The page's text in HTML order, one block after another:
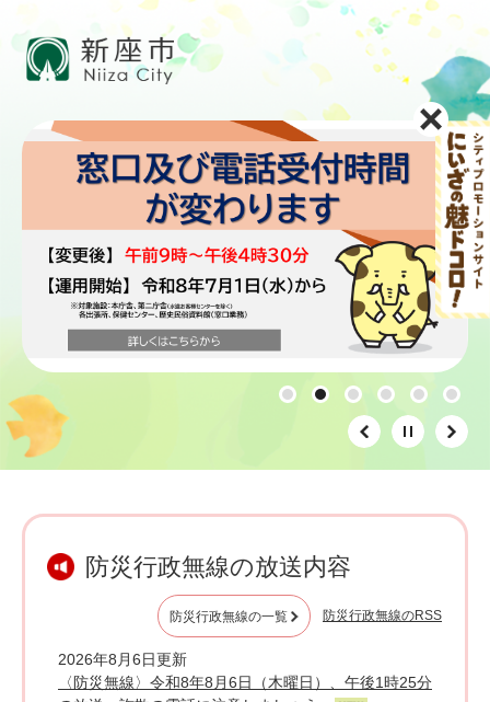
ー
ニ
防災行政無線の放送内容
防災行政無線の一覧 防災行政無線のRSS
2026年8月6日更新
〈防災無線〉令和8年8月6日（木曜日）、午後1時25分